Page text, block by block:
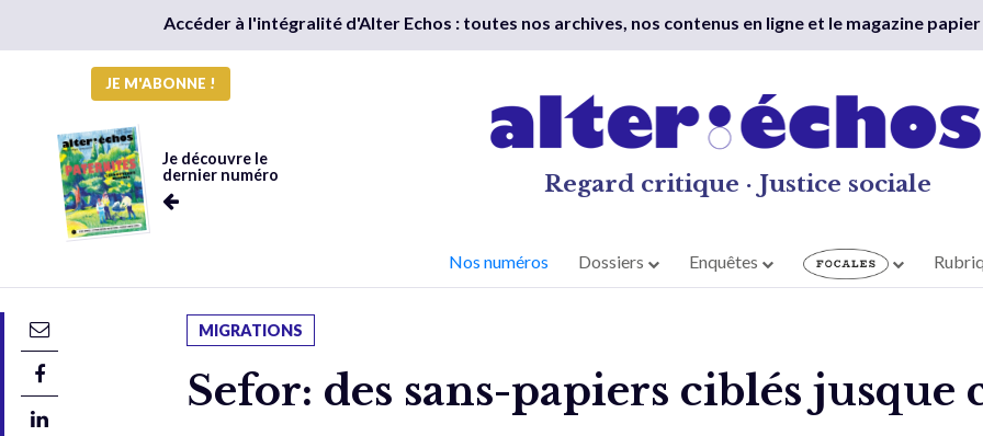
Accéder à l'intégralité d'Alter Echos : toutes nos archives, nos contenus en ligne et le magazine
JE M'ABONNE !
Je découvre le
dernier numéro
Regard critique · Justice sociale
Nos numéros Dossiers Enquêtes
MIGRATIONS
Sefor: des sans-papiers ciblés jusque